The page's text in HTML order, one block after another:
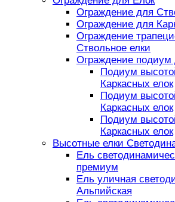
Ограждение для
Ограждение для
Ограждение
Ствольное елки
Ограждение подиум
Подиум
Каркасных елок
Подиум
Каркасных елок
Подиум
Каркасных елок
Высотные елки
Ель
премиум
Ель уличная
Альпийская